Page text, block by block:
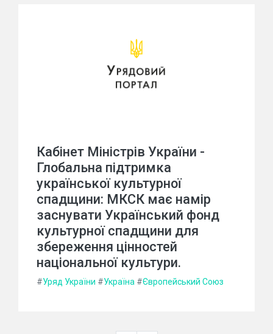
Кабінет Міністрів України -
Глобальна підтримка
української культурної
спадщини: МКСК має намір
заснувати Український фонд
культурної спадщини для
збереження цінностей
національної культури.
#Уряд України #Україна #Європейський Союз